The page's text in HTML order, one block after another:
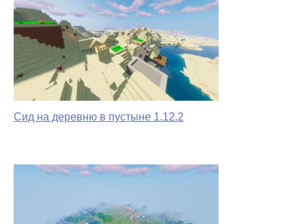
Сид на деревню в пустыне 1.12.2